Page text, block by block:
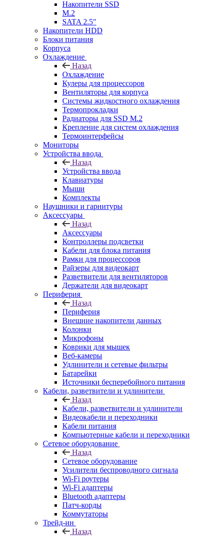
Накопители SSD
M.2
SATA 2.5"
Накопители HDD
Блоки питания
Корпуса
Охлаждение
Назад
Охлаждение
Кулеры для процессоров
Вентиляторы для корпуса
Системы жидкостного охлаждения
Термопрокладки
Радиаторы для SSD M.2
Крепление для систем охлаждения
Термоинтерфейсы
Мониторы
Устройства ввода
Назад
Устройства ввода
Клавиатуры
Мыши
Комплекты
Наушники и гарнитуры
Аксессуары
Назад
Аксессуары
Контроллеры подсветки
Кабели для блока питания
Рамки для процессоров
Райзеры для видеокарт
Разветвители для вентиляторов
Держатели для видеокарт
Периферия
Назад
Периферия
Внешние накопители данных
Колонки
Микрофоны
Коврики для мышек
Веб-камеры
Удлинители и сетевые фильтры
Батарейки
Источники бесперебойного питания
Кабели, разветвители и удлинители
Назад
Кабели, разветвители и удлинители
Видеокабели и переходники
Кабели питания
Компьютерные кабели и переходники
Сетевое оборудование
Назад
Сетевое оборудование
Усилители беспроводного сигнала
Wi-Fi роутеры
Wi-Fi адаптеры
Bluetooth адаптеры
Патч-корды
Коммутаторы
Трейд-ин
Назад